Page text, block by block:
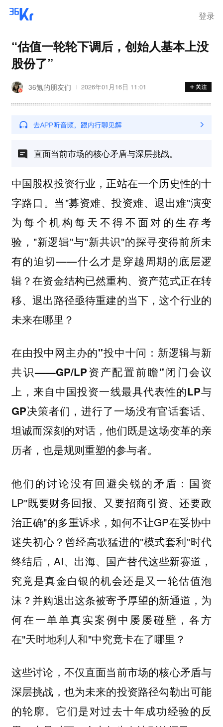
登录
“估值一轮轮下调后，创始人基本上没
股份了”
36氪的朋友们 2026年01月16日 11:01
直面当前市场的核心矛盾与深层挑战。
中国股权投资行业，正站在一个历史性的十
字路口。当"募资难、投资难、退出难"演变
为每个机构每天不得不面对的生存考
验，"新逻辑"与"新共识"的探寻变得前所未
有的迫切——什么才是穿越周期的底层逻
辑？在资金结构已然重构、资产范式正在转
移、退出路径亟待重建的当下，这个行业的
未来在哪里？
在由投中网主办的"投中十问：新逻辑与新
共识——GP/LP资产配置前瞻"闭门会议
上，来自中国投资一线最具代表性的LP与
GP决策者们，进行了一场没有官话套话、
坦诚而深刻的对话，他们既是这场变革的亲
历者，也是规则重塑的参与者。
他们的讨论没有回避尖锐的矛盾：国资
LP"既要财务回报、又要招商引资、还要政
治正确"的多重诉求，如何不让GP在妥协中
迷失初心？曾经高歌猛进的"模式套利"时代
终结后，AI、出海、国产替代这些新赛道，
究竟是真金白银的机会还是又一轮估值泡
沫？并购退出这条被寄予厚望的新通道，为
何在一单单真实案例中屡屡碰壁，各方
在"天时地利人和"中究竟卡在了哪里？
这些讨论，不仅直面当前市场的核心矛盾与
深层挑战，也为未来的投资路径勾勒出可能
的轮廓。它们是对过去十年成功经验的反